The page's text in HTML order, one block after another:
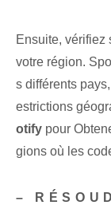
Ensuite, vérifiez
votre région.
s différents
estrictions
otify ⁢pour⁢
gions où les
–